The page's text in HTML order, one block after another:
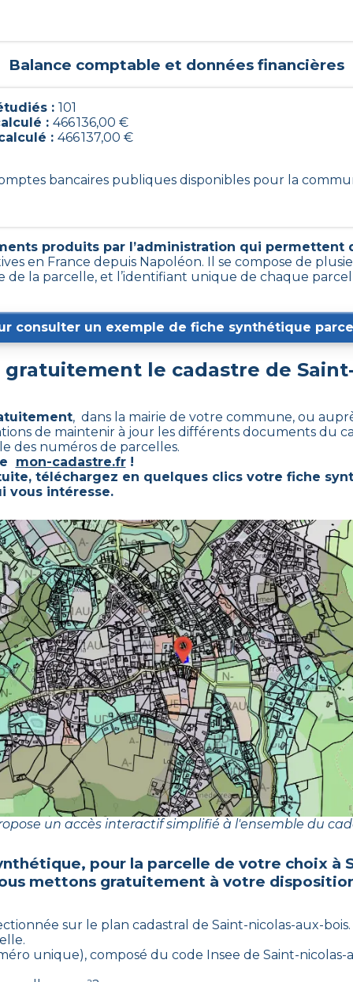
Balance comptable et données financières
: 101
: 466 136,00 €
: 466 137,00 €
bancaires publiques disponibles pour la
produits par l’administration qui permettent
en France depuis Napoléon. Il se compose de
la parcelle, et l’identifiant unique de chaque
consulter un exemple de fiche synthétique
le cadastre de
, dans la mairie de votre commune, ou
de maintenir à jour les différents documents du
des numéros de parcelles.
mon-cadastre.fr!
téléchargez en quelques clics votre fiche
vous intéresse.
un accès interactif simplifié à l'ensemble du
pour la parcelle de votre choix à
mettons gratuitement à votre
sur le plan cadastral de Saint-nicolas-aux-bois.
unique), composé du code Insee de Saint-nicolas-